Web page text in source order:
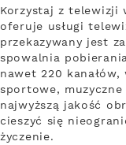
Korzystaj z telewizji
oferuje usługi
przekazywany jest
spowalnia
nawet 220
sportowe,
najwyższą jakość
cieszyć się
życzenie.